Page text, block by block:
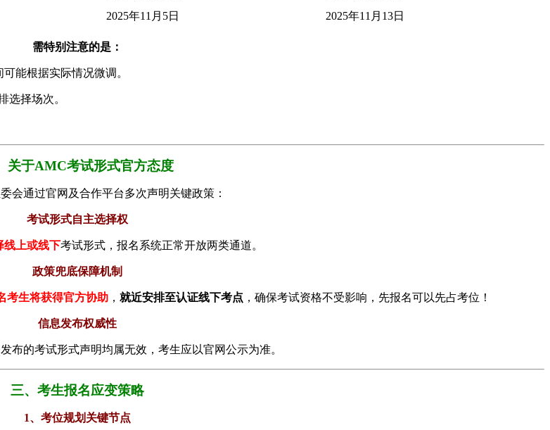
2025年11月5日 2025年11月13日
需特别注意的是：
能根据实际情况微调。
选择场次。
关于AMC考试形式官方态度
会通过官网及合作平台多次声明关键政策：
考试形式自主选择权
线上或线下考试形式，报名系统正常开放两类通道。
政策兜底保障机制
考生将获得官方协助 ， 就近安排至认证线下考点 ，确保考试资格不受影响，先报名可以先占考位！
信息发布权威性
布的考试形式声明均属无效，考生应以官网公示为准。
三、考生报名应变策略
1、考位规划关键节点